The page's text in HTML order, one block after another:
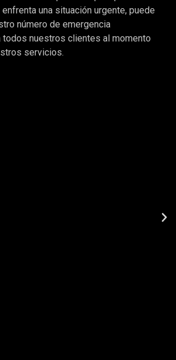
una situación urgente, puede
número de emergencia
todos nuestros clientes al momento
servicios.